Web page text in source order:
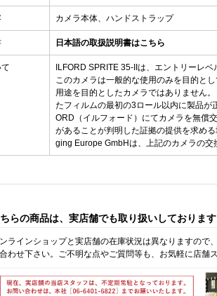
カメラ本体、ハンドストラップ
日本語の取扱説明書はこちら
ILFORD SPRITE 35-IIは、エントリーレベ
このカメラは一般的な使用のみを目的と
用途を目的としたカメラではありません
たフィルムの最初の3ロール以内に製品が
ORD（イルフォード）にてカメラを無償
があることが判明した証拠の提供を求め
ging Europe GmbHは、上記のカメラの交
らの商品は、実店舗でも取り扱いしております
ラインショップと実店舗の在庫状況は異なりますので
わせ下さい。ご不明な点やご質問等も、お気軽に店舗